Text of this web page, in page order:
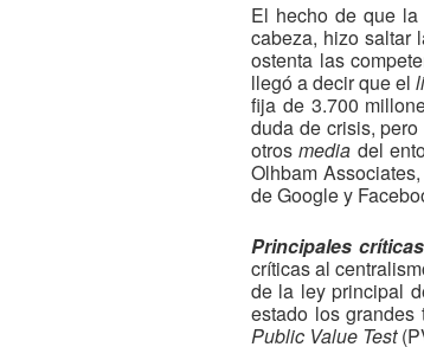
El hecho de que
cabeza, hizo saltar
ostenta las
llegó a decir que el
fija de 3.700
duda de crisis,
otrosmedia del
Olhbam
de Google y
Principales
críticas al
de la ley principal
estado los grandes
Public Value Test